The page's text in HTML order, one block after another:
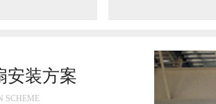
安装方案
SCHEME